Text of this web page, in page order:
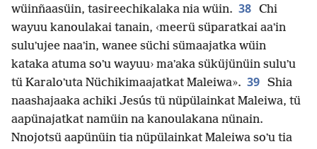
wüinñaasüin, tasireechikalaka nia wüin. 38 Chi
wayuu kanoulakai tanain, ‹meerü süparatkai aaʼin
suluʼujee naaʼin, wanee süchi sümaajatka wüin
kataka atuma soʼu wayuu› maʼaka süküjünüin suluʼu
tü Karaloʼuta Nüchikimaajatkat Maleiwa». 39 Shia
naashajaaka achiki Jesús tü nüpülainkat Maleiwa, tü
aapünajatkat namüin na kanoulakana nünain.
Nnojotsü aapünüin tia nüpülainkat Maleiwa soʼu tia